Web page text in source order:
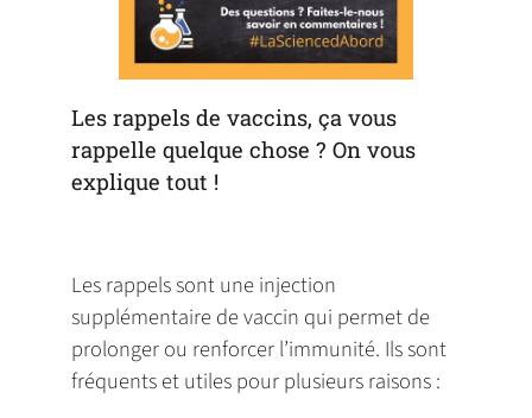
Les rappels de vaccins, ça vous
rappelle quelque chose ? On vous
explique tout !
Les rappels sont une injection
supplémentaire de vaccin qui permet de
prolonger ou renforcer l’immunité. Ils sont
fréquents et utiles pour plusieurs raisons :